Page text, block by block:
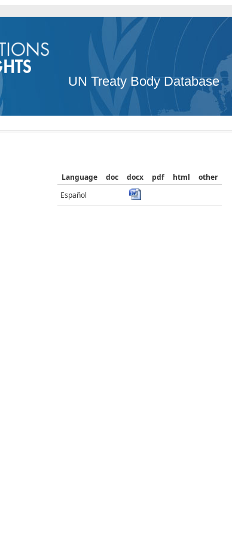
UN Treaty Body Database
Language doc docx pdf html
other
Español